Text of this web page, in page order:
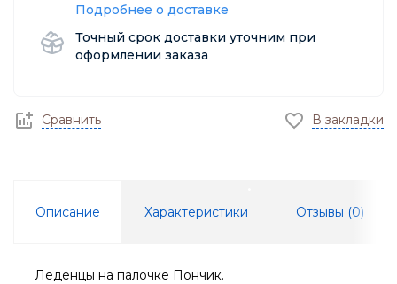
Подробнее о доставке
Точный срок доставки уточним при
оформлении заказа
Сравнить В закладки
Описание Характеристики Отзывы (0)
Леденцы на палочке Пончик.